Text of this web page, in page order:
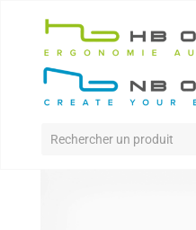
Accueil > Produits > Accueil>
SUISEKI